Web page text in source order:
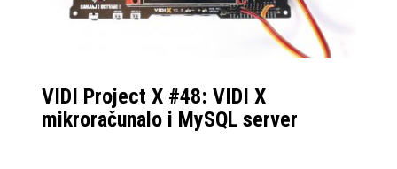
VIDI Project X #48: VIDI X
mikroračunalo i MySQL server